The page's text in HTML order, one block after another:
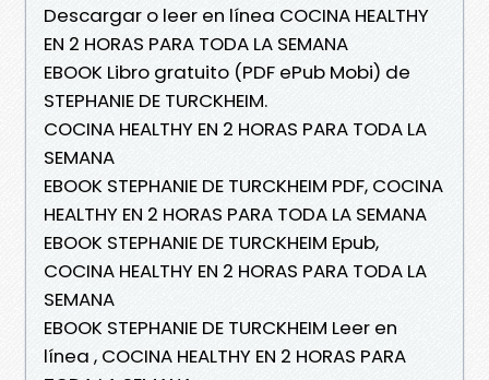
Descargar o leer en línea COCINA HEALTHY
EN 2 HORAS PARA TODA LA SEMANA
EBOOK Libro gratuito (PDF ePub Mobi) de
STEPHANIE DE TURCKHEIM.
COCINA HEALTHY EN 2 HORAS PARA TODA LA
SEMANA
EBOOK STEPHANIE DE TURCKHEIM PDF, COCINA
HEALTHY EN 2 HORAS PARA TODA LA SEMANA
EBOOK STEPHANIE DE TURCKHEIM Epub,
COCINA HEALTHY EN 2 HORAS PARA TODA LA
SEMANA
EBOOK STEPHANIE DE TURCKHEIM Leer en
línea , COCINA HEALTHY EN 2 HORAS PARA